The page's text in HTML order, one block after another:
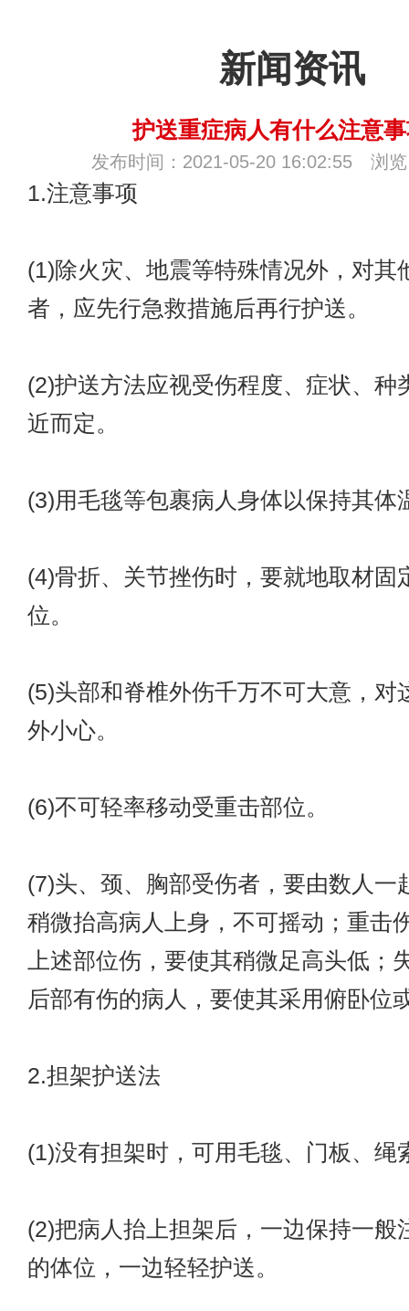
新闻资讯
护送重症病人有什么注意
发布时间：2021-05-20 16:02:55 浏览
1.注意事项
(1)除火灾、地震等特殊情况外，对其
者，应先行急救措施后再行护送。
(2)护送方法应视受伤程度、症状、种
近而定。
(3)用毛毯等包裹病人身体以保持其体
(4)骨折、关节挫伤时，要就地取材固
位。
(5)头部和脊椎外伤千万不可大意，对
外小心。
(6)不可轻率移动受重击部位。
(7)头、颈、胸部受伤者，要由数人一
稍微抬高病人上身，不可摇动；重击
上述部位伤，要使其稍微足高头低；
后部有伤的病人，要使其采用俯卧位
2.担架护送法
(1)没有担架时，可用毛毯、门板、绳
(2)把病人抬上担架后，一边保持一般
的体位，一边轻轻护送。